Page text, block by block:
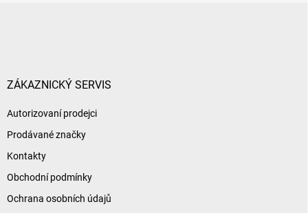
ZÁKAZNICKÝ SERVIS
Autorizovaní prodejci
Prodávané značky
Kontakty
Obchodní podmínky
Ochrana osobních údajů